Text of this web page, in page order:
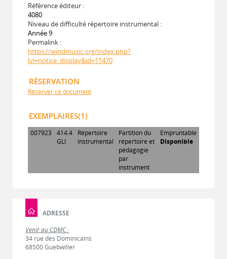
Référence éditeur :
4080
Niveau de difficulté répertoire instrumental :
Année 9
Permalink :
https://windmusic.org/index.php?
lvl=notice_display&id=11470
RÉSERVATION
Réserver ce document
EXEMPLAIRES(1)
007923
414.4
GLI
Répertoire
instrumental
Partition du
répertoire et
pédagogie
par
instrument
Empruntable
Disponible
ADRESSE
Venir au CDMC :
34 rue des Dominicains
68500 Guebwiller